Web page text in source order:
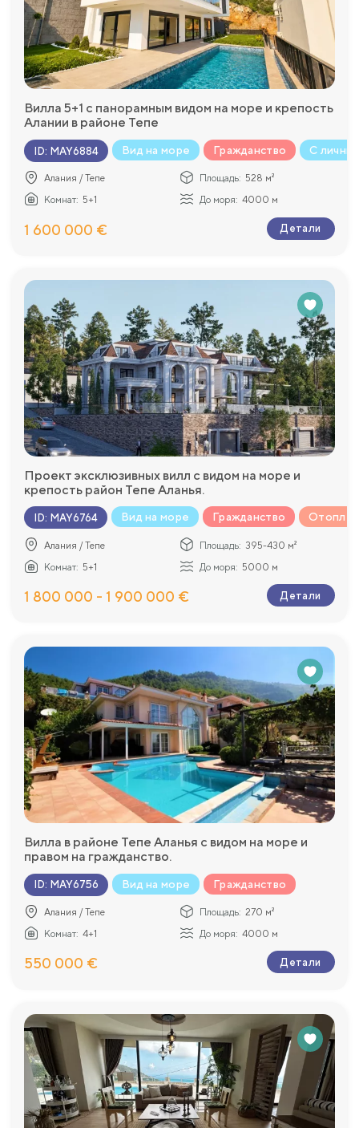
Вилла 5+1 с панорамным видом на море и крепость
Алании в районе Тепе
ID: MAY6884 Вид на море Гражданство С
Алания / Тепе Площадь: 528 м²
Комнат: 5+1 До моря: 4000 м
1 600 000 € Детали
Проект эксклюзивных вилл с видом на море и
крепость район Тепе Аланья.
ID: MAY6764 Вид на море Гражданство
Алания / Тепе Площадь: 395-430 м²
Комнат: 5+1 До моря: 5000 м
1 800 000 - 1 900 000 € Детали
Вилла в районе Тепе Аланья с видом на море и
правом на гражданство.
ID: MAY6756 Вид на море Гражданство
Алания / Тепе Площадь: 270 м²
Комнат: 4+1 До моря: 4000 м
550 000 € Детали